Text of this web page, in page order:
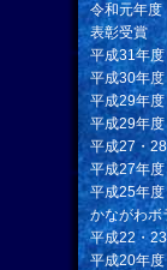
令和元年
表彰受賞
平成31年
平成30年
平成29年
平成29年
平成27・
平成27年
平成25年
かながわボ
平成22・
平成20年